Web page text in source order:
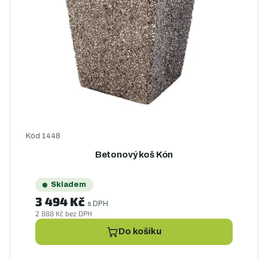
Betonový koš Kón
Kód 1448
Skladem
2 888 Kč bez DPH
3 494 Kč s DPH
Do košíku